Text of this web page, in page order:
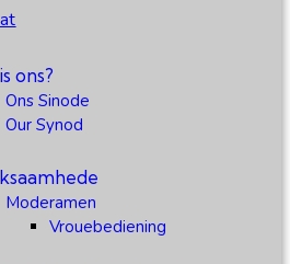
ons?
Ons Sinode
Our Synod
Moderamen
Vrouebediening